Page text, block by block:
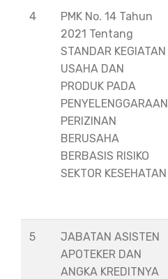
4
PMK No. 14 Tahun
2021 Tentang
STANDAR KEGIATAN
USAHA DAN
PRODUK PADA
PENYELENGGARAAN
PERIZINAN
BERUSAHA
BERBASIS RISIKO
SEKTOR KESEHATAN
5
JABATAN ASISTEN
APOTEKER DAN
ANGKA KREDITNYA